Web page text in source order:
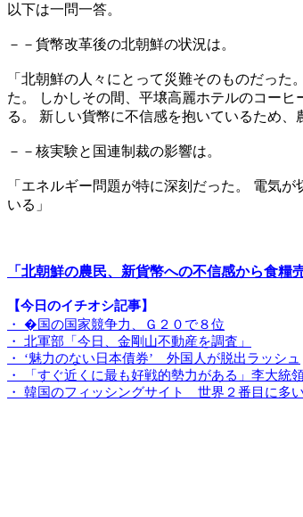
以下は一問一答。
－－貨幣改革後の北朝鮮の状況は。
「北朝鮮の人々にとって災難そのものだっ
た。 しかしその間、平壌高麗ホテルのコー
る。 新しい貨幣に不信感を抱いているため
－－核実験と国連制裁の影響は。
「エネルギー問題が特に深刻だった。 電気
いる」
「北朝鮮の農民、新貨幣への不信感から食糧
【今日のイチオシ記事】
・ �国の国家競争力、Ｇ２０で８位
・ 北軍部「今日、金剛山不動産を調査」
・ ‘魅力のない日本債券’ 外国人が脱出ラッシュ
・ 「すぐ近くに最も好戦的勢力がある」李大統
・ 韓国のフィッシングサイト 世界２番目に多い